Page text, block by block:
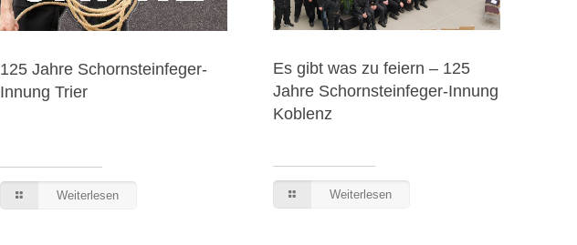
125 Jahre Schornsteinfeger-
Innung Trier
Weiterlesen
Es gibt was zu feiern – 125
Jahre Schornsteinfeger-Innung
Koblenz
Weiterlesen